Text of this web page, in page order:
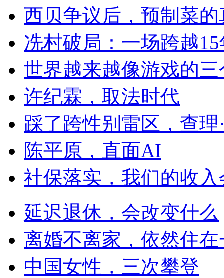
西贝争议后，预制菜
冼村破局：一场跨越
世界越来越像游戏的
许纪霖，取法时代
踩了跨性别雷区，查理
陈平原，直面AI
社保落实，我们的收
延迟退休，会改变什么
离婚不离家，依然住
中国女性，三次攀登